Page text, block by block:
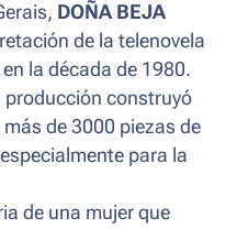
DOÑA BEJA
de la telenovela
la década de 1980.
producción construyó
de 3000 piezas de
para la
de una mujer que